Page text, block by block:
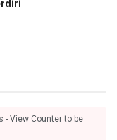
- View Counter to be